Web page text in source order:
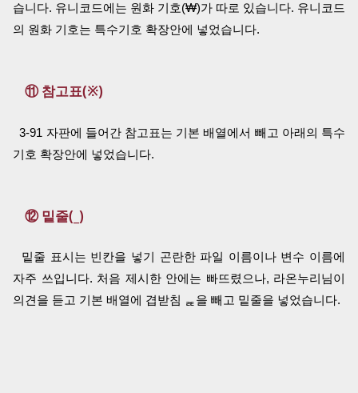
습니다. 유니코드에는 원화 기호(₩)가 따로 있습니다. 유니코드
의 원화 기호는 특수기호 확장안에 넣었습니다.
⑪ 참고표(※)
3-91 자판에 들어간 참고표는 기본 배열에서 빼고 아래의 특수
기호 확장안에 넣었습니다.
⑫ 밑줄(_)
밑줄 표시는 빈칸을 넣기 곤란한 파일 이름이나 변수 이름에
자주 쓰입니다. 처음 제시한 안에는 빠뜨렸으나, 라온누리님이
의견을 듣고 기본 배열에 겹받침 ᆴ을 빼고 밑줄을 넣었습니다.